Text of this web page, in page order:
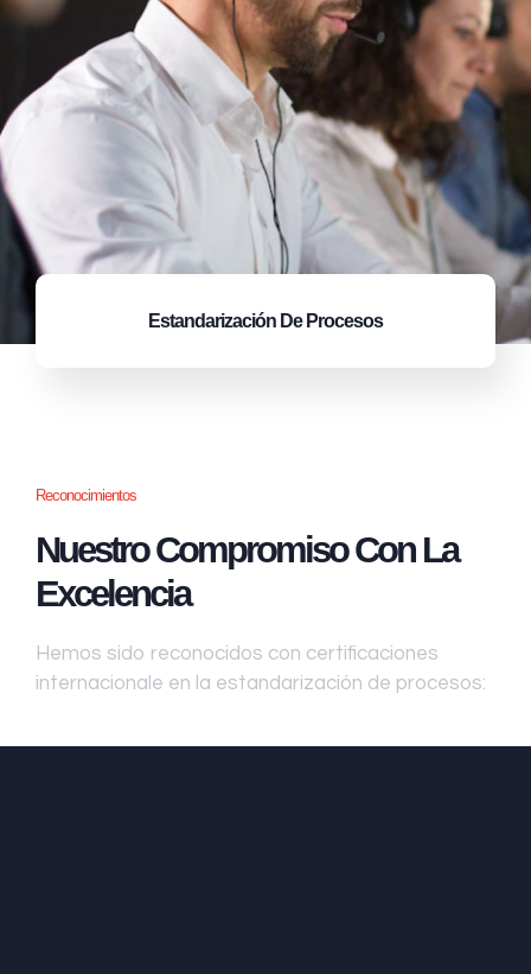
Estandarización De Procesos
Reconocimientos
Nuestro Compromiso Con La
Excelencia
Hemos sido reconocidos con certificaciones
internacionale en la estandarización de procesos: